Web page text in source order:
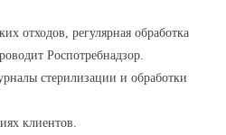
отходов, регулярная обработка
Роспотребнадзор.
стерилизации и обработки
клиентов.